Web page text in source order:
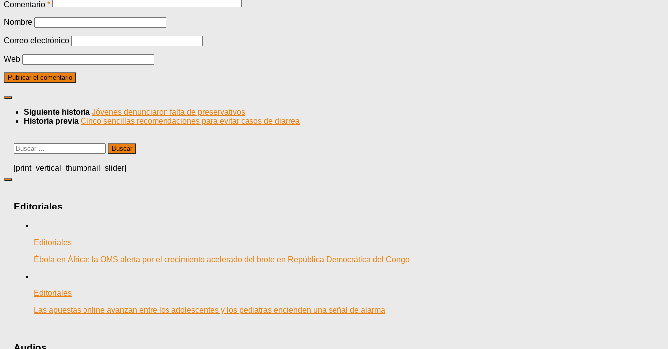
Comentario *
Nombre
Correo electrónico
Web
Siguiente historia Jóvenes denunciaron falta de preservativos
Historia previa Cinco sencillas recomendaciones para evitar casos de diarrea
Buscar:
[print_vertical_thumbnail_slider]
Editoriales
Editoriales
Ébola en África: la OMS alerta por el crecimiento acelerado del brote en República Democrática del Congo
Editoriales
Las apuestas online avanzan entre los adolescentes y los pediatras encienden una señal de alarma